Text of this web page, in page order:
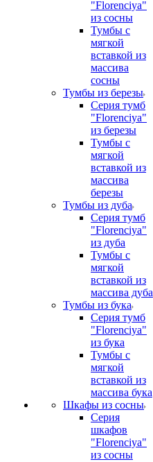
"Florenciya"
из сосны
Тумбы с
мягкой
вставкой из
массива
сосны
Тумбы из березы
Серия тумб
"Florenciya"
из березы
Тумбы с
мягкой
вставкой из
массива
березы
Тумбы из дуба
Серия тумб
"Florenciya"
из дуба
Тумбы с
мягкой
вставкой из
массива дуба
Тумбы из бука
Серия тумб
"Florenciya"
из бука
Тумбы с
мягкой
вставкой из
массива бука
Шкафы из сосны
Серия
шкафов
"Florenciya"
из сосны